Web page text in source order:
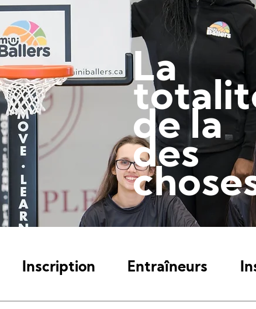
La
de la
des
Inscription Entraîneurs